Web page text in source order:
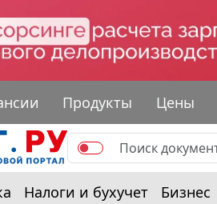
Продукты Цены
Налоги и бухучет Бизнес